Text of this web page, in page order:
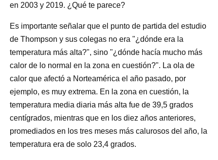
en 2003 y 2019. ¿Qué te parece?
Es importante señalar que el punto de partida del estudio
de Thompson y sus colegas no era "¿dónde era la
temperatura más alta?", sino "¿dónde hacía mucho más
calor de lo normal en la zona en cuestión?". La ola de
calor que afectó a Norteamérica el año pasado, por
ejemplo, es muy extrema. En la zona en cuestión, la
temperatura media diaria más alta fue de 39,5 grados
centígrados, mientras que en los diez años anteriores,
promediados en los tres meses más calurosos del año, la
temperatura era de solo 23,4 grados.